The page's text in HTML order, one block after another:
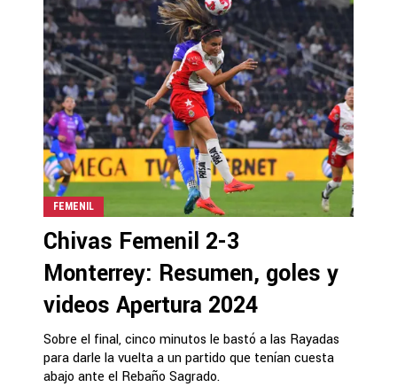
FEMENIL
Chivas Femenil 2-3
Monterrey: Resumen, goles y
videos Apertura 2024
Sobre el final, cinco minutos le bastó a las Rayadas
para darle la vuelta a un partido que tenían cuesta
abajo ante el Rebaño Sagrado.